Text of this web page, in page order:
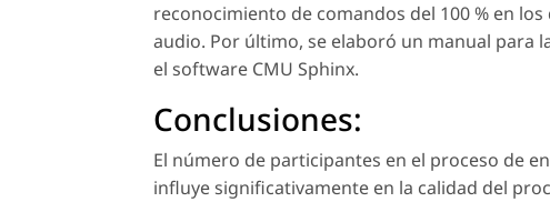
reconocimiento de comandos del 100 % en
audio. Por último, se elaboró un manual para
el software CMU Sphinx.
Conclusiones:
El número de participantes en el proceso de
influye significativamente en la calidad del